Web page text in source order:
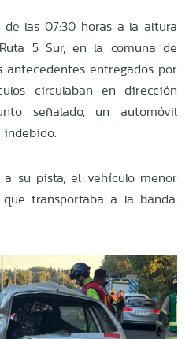
las 07:30 horas a la altura
5 Sur, en la comuna de
antecedentes entregados por
circulaban en dirección
señalado, un automóvil
su pista, el vehículo menor
transportaba a la banda,